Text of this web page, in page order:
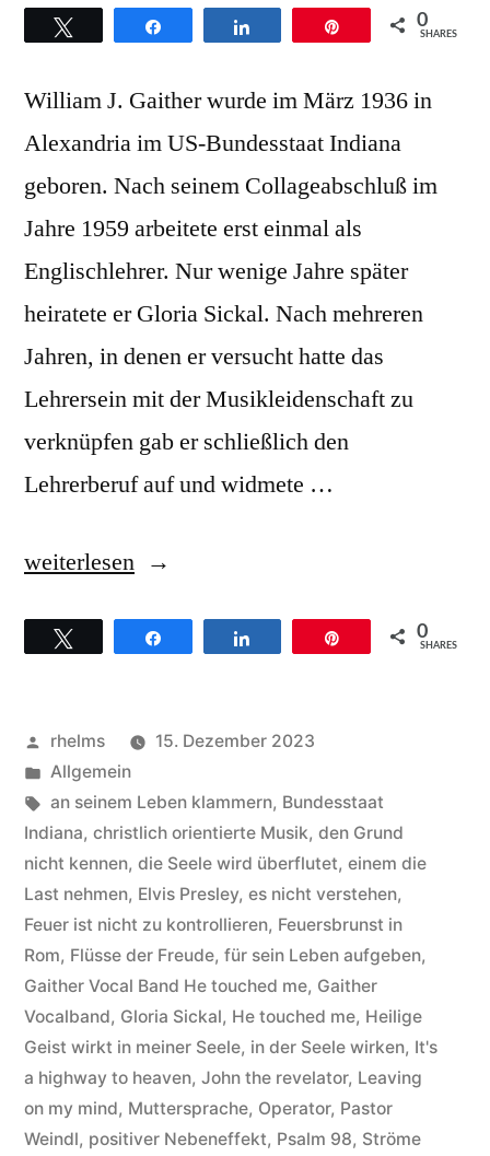
0
SHARES
William J. Gaither wurde im März 1936 in
Alexandria im US-Bundesstaat Indiana
geboren. Nach seinem Collageabschluß im
Jahre 1959 arbeitete erst einmal als
Englischlehrer. Nur wenige Jahre später
heiratete er Gloria Sickal. Nach mehreren
Jahren, in denen er versucht hatte das
Lehrersein mit der Musikleidenschaft zu
verknüpfen gab er schließlich den
Lehrerberuf auf und widmete …
„Gaither
Band
Hintergründe
zum
Song
Rivers
of
joy“
weiterlesen
0
SHARES
Veröffentlicht
von
rhelms
15. Dezember 2023
Veröffentlicht
unter
Allgemein
Schlagwörter:
an seinem Leben klammern, Bundesstaat
Indiana, christlich orientierte Musik, den Grund
nicht kennen, die Seele wird überflutet, einem die
Last nehmen, Elvis Presley, es nicht verstehen,
Feuer ist nicht zu kontrollieren, Feuersbrunst in
Rom, Flüsse der Freude, für sein Leben aufgeben,
Gaither Vocal Band He touched me, Gaither
Vocalband, Gloria Sickal, He touched me, Heilige
Geist wirkt in meiner Seele, in der Seele wirken, It's
a highway to heaven, John the revelator, Leaving
on my mind, Muttersprache, Operator, Pastor
Weindl, positiver Nebeneffekt, Psalm 98, Ströme